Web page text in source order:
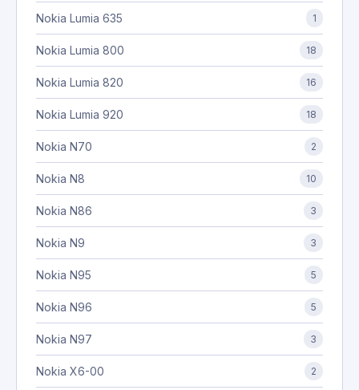
Nokia Lumia 635 1
Nokia Lumia 800 18
Nokia Lumia 820 16
Nokia Lumia 920 18
Nokia N70 2
Nokia N8 10
Nokia N86 3
Nokia N9 3
Nokia N95 5
Nokia N96 5
Nokia N97 3
Nokia X6-00 2